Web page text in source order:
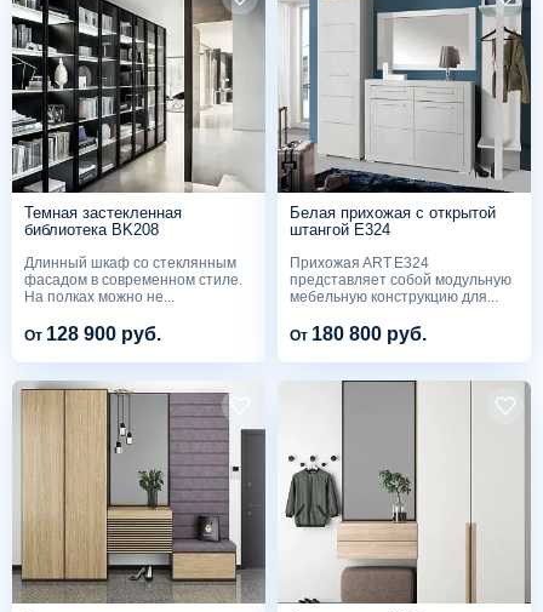
Темная застекленная
библиотека BK208
Длинный шкаф со стеклянным
фасадом в современном стиле.
На полках можно не...
От 128 900 руб.
Белая прихожая с открытой
штангой Е324
Прихожая ART E324
представляет собой модульную
мебельную конструкцию для...
От 180 800 руб.